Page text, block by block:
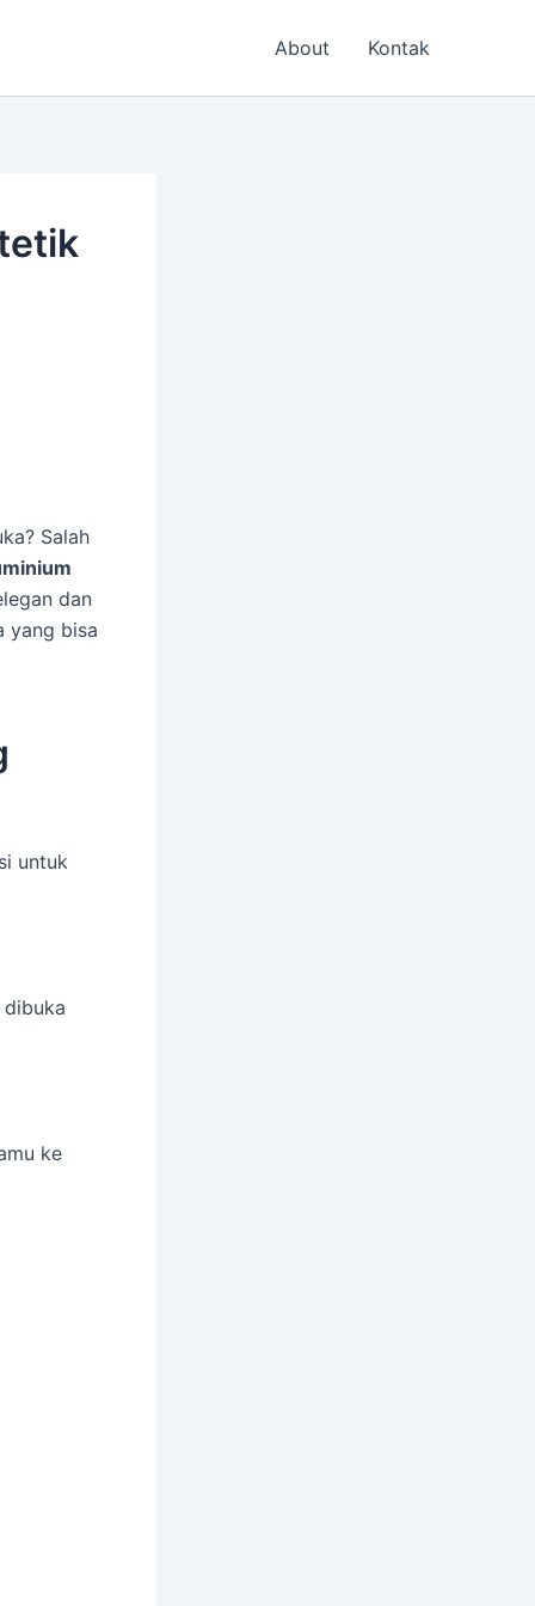
About Kontak
Salah
dan
yang bisa
untuk
ke